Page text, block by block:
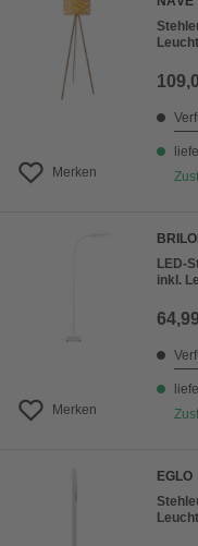
Merken
Merken
LED-
inkl.
EGLO